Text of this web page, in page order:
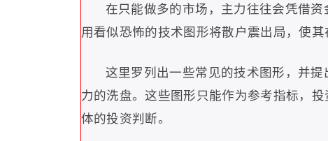
在只能做多的市场，主力往往会凭借
用看似恐怖的技术图形将散户震出局，使其
这里罗列出一些常见的技术图形，并
力的洗盘。这些图形只能作为参考指标，
体的投资判断。